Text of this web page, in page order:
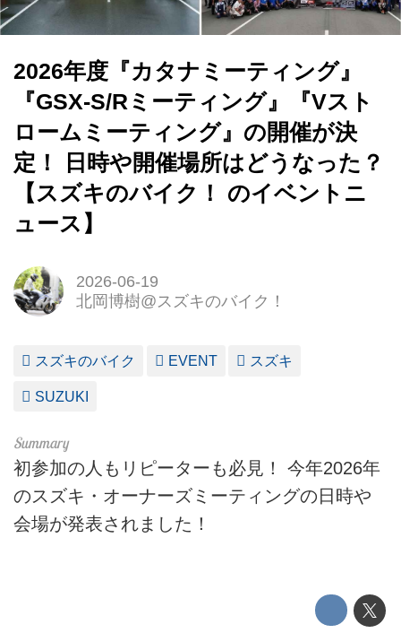
2026年度『カタナミーティング』
『GSX-S/Rミーティング』『Vスト
ロームミーティング』の開催が決
定！ 日時や開催場所はどうなった？
【スズキのバイク！ のイベントニ
ュース】
2026-06-19
北岡博樹@スズキのバイク！
スズキのバイク EVENT スズキ
SUZUKI
初参加の人もリピーターも必見！ 今年2026年
のスズキ・オーナーズミーティングの日時や
会場が発表されました！